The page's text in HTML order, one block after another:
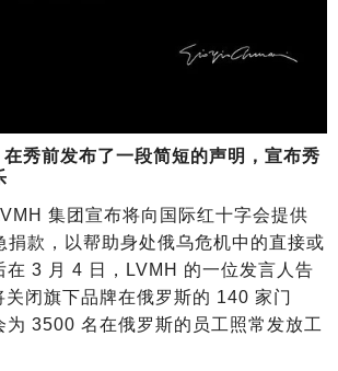
秀前发布了一段简短的声明，宣布秀
集团宣布将向国际红十字会提供
捐款，以帮助身处俄乌危机中的直接或
在 3 月 4 日，LVMH 的一位发言人告
闭旗下品牌在俄罗斯的 140 家门
为 3500 名在俄罗斯的员工照常发放工